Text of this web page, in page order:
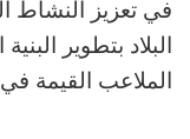
في تعزيز النشاط
البلاد بتطوير
الملاعب القيمة